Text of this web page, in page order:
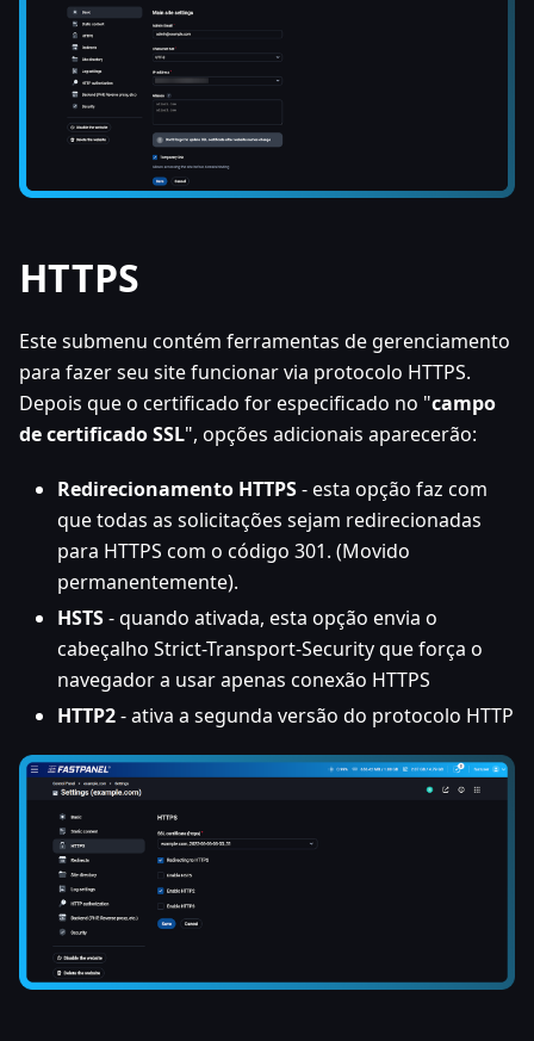
HTTPS
Este submenu contém ferramentas de gerenciamento
para fazer seu site funcionar via protocolo HTTPS.
Depois que o certificado for especificado no "campo
de certificado SSL", opções adicionais aparecerão:
Redirecionamento HTTPS- esta opção faz com
que todas as solicitações sejam redirecionadas
para HTTPS com o código 301. (Movido
permanentemente).
HSTS- quando ativada, esta opção envia o
cabeçalho Strict-Transport-Security que força o
navegador a usar apenas conexão HTTPS
HTTP2- ativa a segunda versão do protocolo HTTP